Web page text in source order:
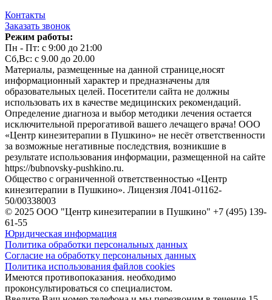
Контакты
Заказать звонок
Режим работы:
Пн - Пт: с 9:00 до 21:00
Сб,Вс: с 9.00 до 20.00
Материалы, размещенные на данной странице,носят
информационный характер и предназначены для
образовательных целей. Посетители сайта не должны
использовать их в качестве медицинских рекомендаций.
Определение диагноза и выбор методики лечения остается
исключительной прерогативой вашего лечащего врача! ООО
«Центр кинезитерапии в Пушкино» не несёт ответственности
за возможные негативные последствия, возникшие в
результате использования информации, размещенной на сайте
https://bubnovsky-pushkino.ru.
Общество с ограниченной ответственностью «Центр
кинезитерапии в Пушкино». Лицензия Л041-01162-
50/00338003
© 2025 ООО "Центр кинезитерапии в Пушкино" +7 (495) 139-
61-55
Юридическая информация
Политика обработки персональных данных
Согласие на обработку персональных данных
Политика использования файлов cookies
Имеются противопоказания. необходимо
проконсультироваться со специалистом.